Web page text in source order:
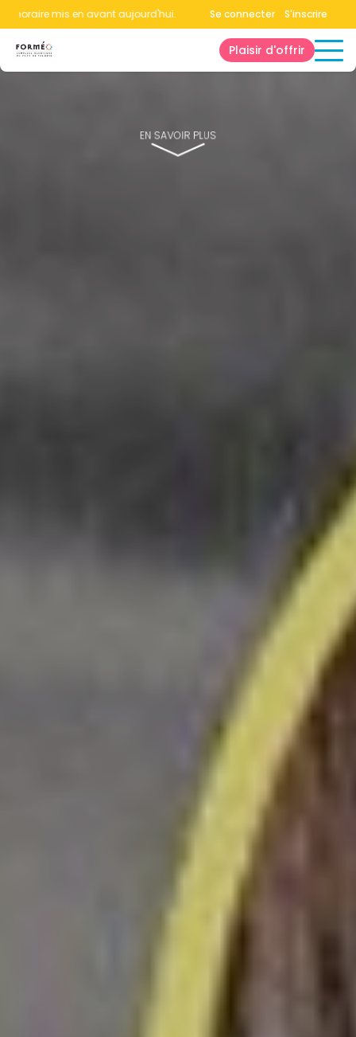
mis en avant aujourd'hui.Consultez la page horaires.
Se connecter S'inscrire
Plaisir d'offrir
EN SAVOIR PLUS